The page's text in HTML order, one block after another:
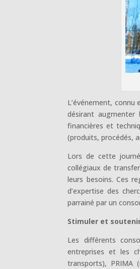
L’événement, connu
désirant augmenter
financières et
(produits, procédés,
Lors de cette
collégiaux de
leurs besoins. Ces
d’expertise des
parrainé par un
Stimuler et
Les différents
entreprises et les
transports), PRIMA